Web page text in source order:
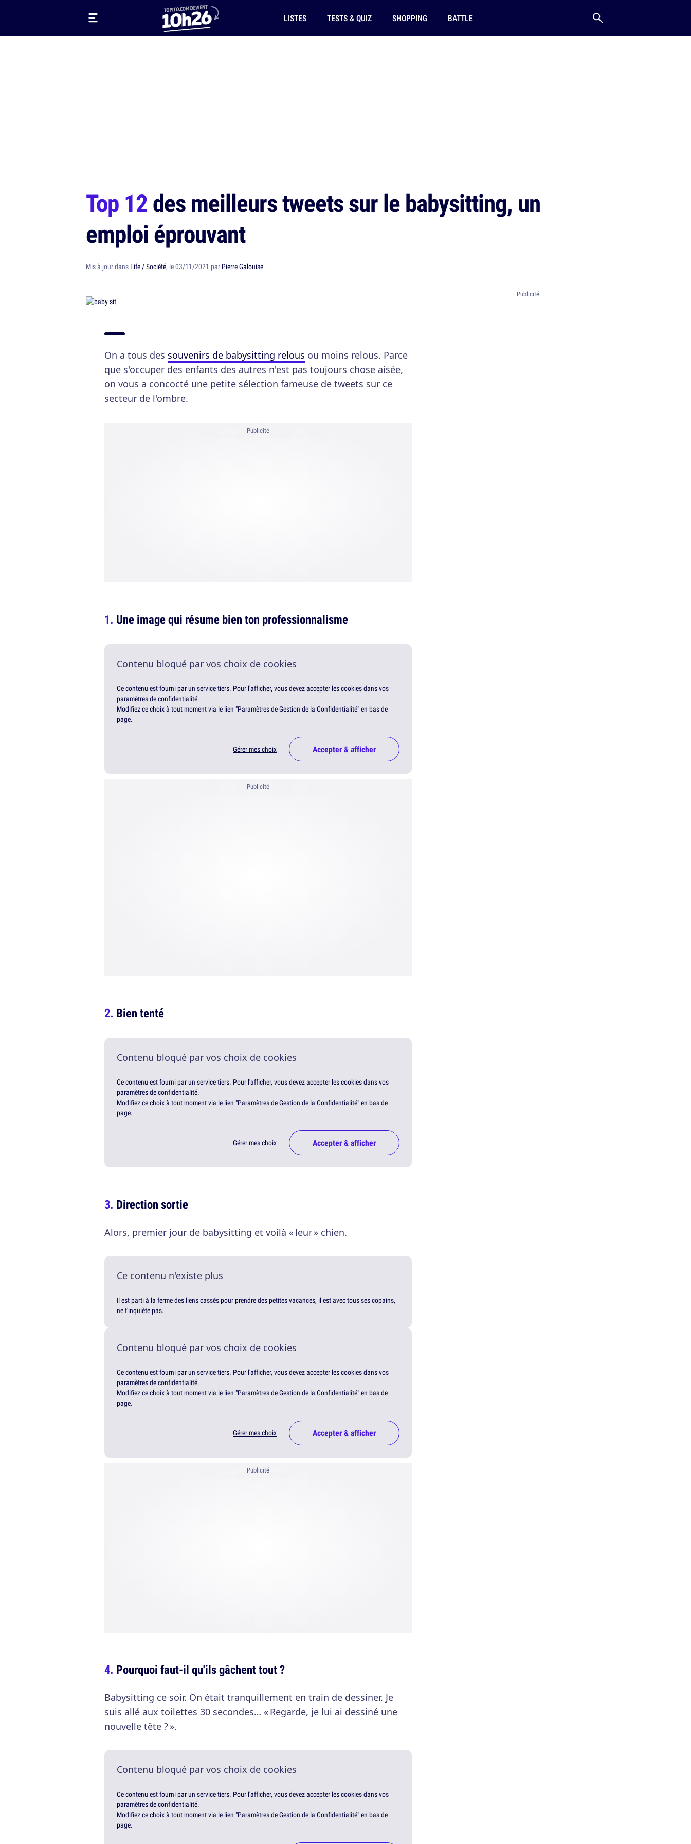
LISTES TESTS & QUIZ SHOPPING BATTLE
Top 12des meilleurs tweets sur le babysitting, un
emploi éprouvant
Mis à jour dans Life / Société, le 03/11/2021 par Pierre Galouise
On a tous des souvenirs de babysitting relous ou moins relous. Parce
que s'occuper des enfants des autres n'est pas toujours chose aisée,
on vous a concocté une petite sélection fameuse de tweets sur ce
secteur de l'ombre.
Publicité
Une image qui résume bien ton professionnalisme
Contenu bloqué par vos choix de cookies
Ce contenu est fourni par un service tiers. Pour l'afficher, vous devez accepter les cookies dans vos
paramètres de confidentialité.
Modifiez ce choix à tout moment via le lien "Paramètres de Gestion de la Confidentialité" en bas de
page.
Gérer mes choix Accepter & afficher
Publicité
Bien tenté
Contenu bloqué par vos choix de cookies
Ce contenu est fourni par un service tiers. Pour l'afficher, vous devez accepter les cookies dans vos
paramètres de confidentialité.
Modifiez ce choix à tout moment via le lien "Paramètres de Gestion de la Confidentialité" en bas de
page.
Gérer mes choix Accepter & afficher
Direction sortie
Alors, premier jour de babysitting et voilà « leur » chien.
Ce contenu n'existe plus
Il est parti à la ferme des liens cassés pour prendre des petites vacances, il est avec tous ses copains,
ne t'inquiète pas.
Contenu bloqué par vos choix de cookies
Ce contenu est fourni par un service tiers. Pour l'afficher, vous devez accepter les cookies dans vos
paramètres de confidentialité.
Modifiez ce choix à tout moment via le lien "Paramètres de Gestion de la Confidentialité" en bas de
page.
Gérer mes choix Accepter & afficher
Publicité
Pourquoi faut-il qu'ils gâchent tout ?
Babysitting ce soir. On était tranquillement en train de dessiner. Je
suis allé aux toilettes 30 secondes… « Regarde, je lui ai dessiné une
nouvelle tête ? ».
Contenu bloqué par vos choix de cookies
Ce contenu est fourni par un service tiers. Pour l'afficher, vous devez accepter les cookies dans vos
paramètres de confidentialité.
Modifiez ce choix à tout moment via le lien "Paramètres de Gestion de la Confidentialité" en bas de
page.